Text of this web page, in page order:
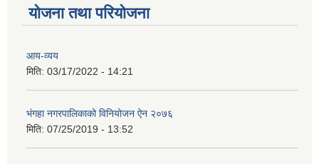
योजना तथा परियोजना
आय-व्यय
मिति: 03/17/2022 - 14:21
भंगहा नगरपालिकाको विनियोजन ऐन २०७६
मिति: 07/25/2019 - 13:52